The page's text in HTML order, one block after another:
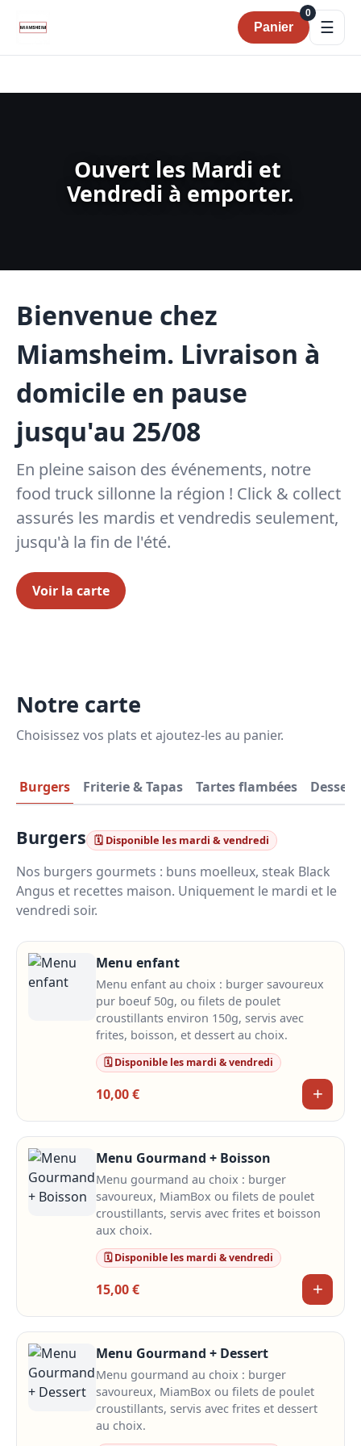
Panier
0
☰
Ouvert les Mardi et
Vendredi à emporter.
Bienvenue chez
Miamsheim. Livraison à
domicile en pause
jusqu'au 25/08
En pleine saison des événements, notre
food truck sillonne la région ! Click & collect
assurés les mardis et vendredis seulement,
jusqu'à la fin de l'été.
Voir la carte
Notre carte
Choisissez vos plats et ajoutez-les au panier.
Burgers Friterie & Tapas Tartes flambées
Burgers 🗓️ Disponible les mardi & vendredi
Nos burgers gourmets : buns moelleux, steak Black
Angus et recettes maison. Uniquement le mardi et le
vendredi soir.
Menu enfant
Menu enfant au choix : burger savoureux
pur boeuf 50g, ou filets de poulet
croustillants environ 150g, servis avec
frites, boisson, et dessert au choix.
🗓️ Disponible les mardi & vendredi
10,00 € +
Menu Gourmand + Boisson
Menu gourmand au choix : burger
savoureux, MiamBox ou filets de poulet
croustillants, servis avec frites et boisson
aux choix.
🗓️ Disponible les mardi & vendredi
15,00 € +
Menu Gourmand + Dessert
Menu gourmand au choix : burger
savoureux, MiamBox ou filets de poulet
croustillants, servis avec frites et dessert
au choix.